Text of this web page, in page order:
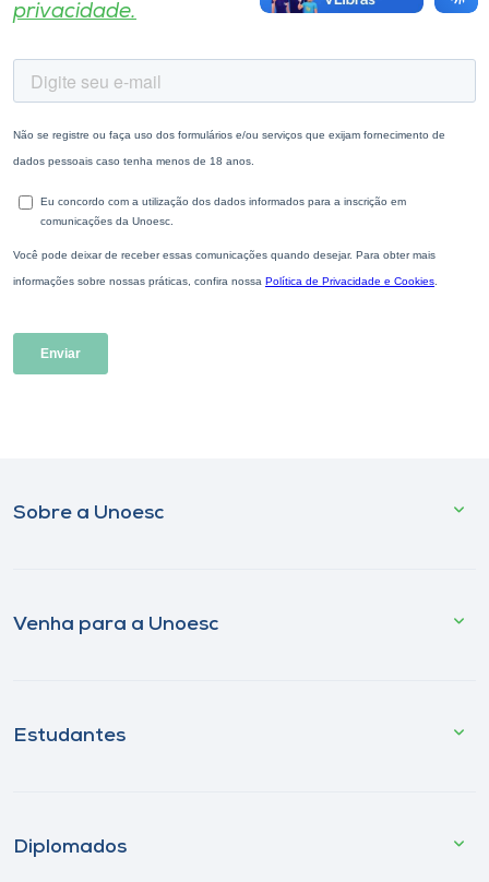
privacidade.
Sobre a Unoesc
Venha para a Unoesc
Estudantes
Diplomados